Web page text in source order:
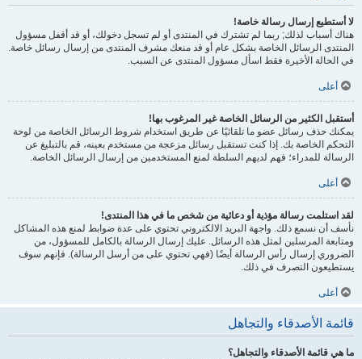
لا أستطيع إرسال رسالة خاصة!
هناك أسباب لذلك; ربما لم تشترك في المنتدى أو لم تسجل دخولك، أو قد أقفل مسؤول
المنتدى الرسائل الخاصة بشكل عام أو قد منعك مشرف المنتدى من إرسال رسائل خاصة.
في الحالة الأخيرة فقط اسأل مسؤول المنتدى عن السبب.
أعلى
أستقبل الكثير من الرسائل الخاصة غير المرغوب بها!
يمكنك حذف رسائل عضو ما تلقائيًا عن طريق استخدام شروط الرسائل الخاصة من لوحة
التحكم الخاصة بك. إذا كنت تستقبل رسائل مزعجة من مستخدم بعينه، قم بالتبليغ عن
الرسالة للمدراء؛ فهم لديهم السلطة لمنع المستخدمين من إرسال الرسائل الخاصة.
أعلى
لقد استلمت رسالة مؤذية أو دعائية من شخص ما في هذا المنتدى!
نأسف أن نسمع ذلك. واجهة البريد الالكتروني تحتوي على عدة ضوابط لمنع هذه المشاكل
ومتابعة المرسلين لمثل هذه الرسائل. عليك إرسال الرسالة بالكامل للمسؤول، من
الضروري إرسال رأس الرسالة أيضًا (فهي تحتوي على من أرسل الرسالة). فإنهم سوف
يستطيعون التصرف في ذلك.
أعلى
قائمة الأصدقاء والتجاهل
ما هي قائمة الأصدقاء والتجاهل؟